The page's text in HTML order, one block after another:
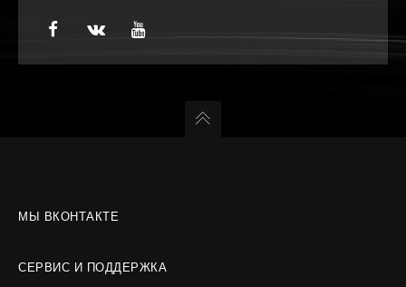
МЫ ВКОНТАКТЕ
СЕРВИС И ПОДДЕРЖКА